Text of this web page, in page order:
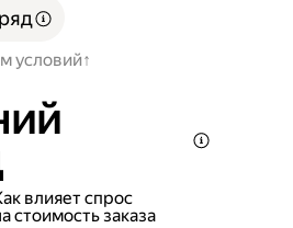
условий
влияет спрос
стоимость заказа